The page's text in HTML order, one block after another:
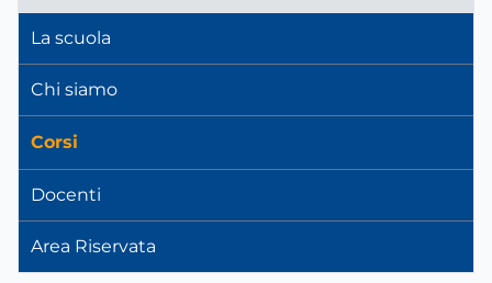
La scuola
Chi siamo
Corsi
Docenti
Area Riservata